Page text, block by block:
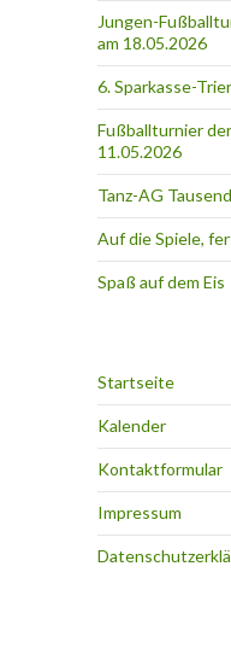
Jungen-
am 18.05.2026
6. Sparkasse-
Fußballturnier
11.05.2026
Tanz-AG
Auf die Spiele,
Spaß auf dem Eis
Startseite
Kalender
Kontaktformular
Impressum